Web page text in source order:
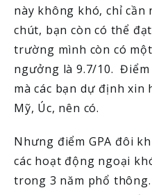
này không khó, chỉ cần
chút, bạn còn có thể
trường mình còn có
ngưởng là 9.7/10. Điểm
mà các bạn dự định xin
Mỹ, Úc, nên có.
Nhưng điểm GPA đôi
các hoạt động ngoại
trong 3 năm phổ